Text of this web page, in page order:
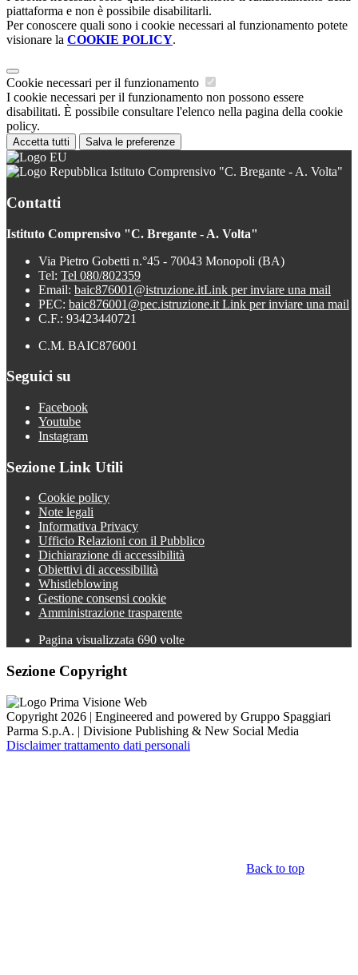
piattaforma e non è possibile disabilitarli.
Per conoscere quali sono i cookie necessari al funzionamento potete
visionare la COOKIE POLICY.
Cookie necessari per il funzionamento
I cookie necessari per il funzionamento non possono essere
disabilitati. È possibile consultare l'elenco nella pagina della cookie
policy.
Accetta tutti Salva le preferenze
Istituto Comprensivo "C. Bregante - A. Volta"
Contatti
Istituto Comprensivo "C. Bregante - A. Volta"
Via Pietro Gobetti n.°45 - 70043 Monopoli (BA)
Tel: Tel 080/802359
Email: baic876001@istruzione.itLink per inviare una mail
PEC: baic876001@pec.istruzione.it Link per inviare una mail
C.F.: 93423440721
C.M. BAIC876001
Seguici su
Facebook
Youtube
Instagram
Sezione Link Utili
Cookie policy
Note legali
Informativa Privacy
Ufficio Relazioni con il Pubblico
Dichiarazione di accessibilità
Obiettivi di accessibilità
Whistleblowing
Gestione consensi cookie
Amministrazione trasparente
Pagina visualizzata 690 volte
Sezione Copyright
Copyright 2026 | Engineered and powered by Gruppo Spaggiari
Parma S.p.A. | Divisione Publishing & New Social Media
Disclaimer trattamento dati personali
Back to top